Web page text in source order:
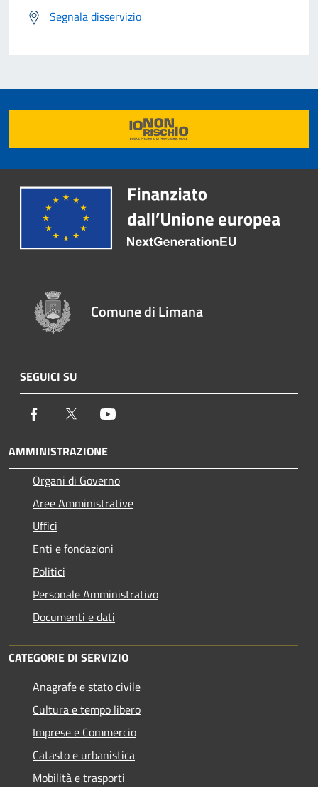
Segnala disservizio
Comune di Limana
SEGUICI SU
Facebook Twitter
AMMINISTRAZIONE
Organi di Governo
Aree Amministrative
Uffici
Enti e fondazioni
Politici
Personale Amministrativo
Documenti e dati
CATEGORIE DI SERVIZIO
Anagrafe e stato civile
Cultura e tempo libero
Imprese e Commercio
Catasto e urbanistica
Mobilità e trasporti